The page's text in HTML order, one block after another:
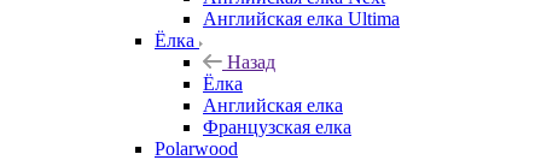
Английская елка Ultima
Ёлка
Назад
Ёлка
Английская елка
Французская елка
Polarwood